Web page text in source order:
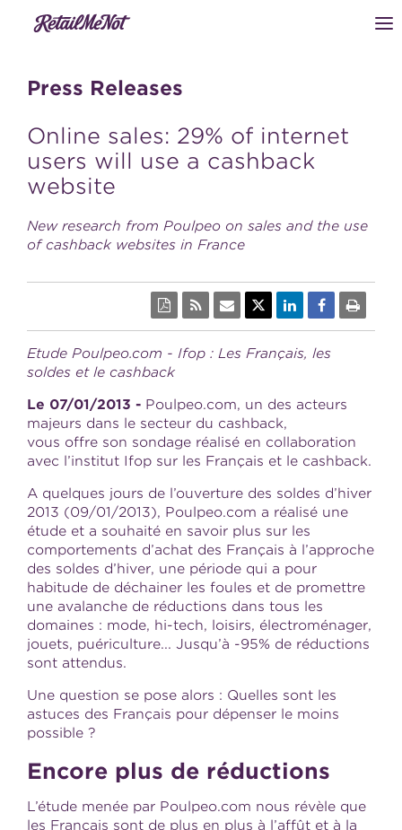
Press Releases
Online sales: 29% of internet
users will use a cashback
website
New research from Poulpeo on sales and the use
of cashback websites in France
Etude Poulpeo.com - Ifop : Les Français, les
soldes et le cashback
Le 07/01/2013 - Poulpeo.com, un des acteurs
majeurs dans le secteur du cashback,
vous offre son sondage réalisé en collaboration
avec l’institut Ifop sur les Français et le cashback.
A quelques jours de l’ouverture des soldes d’hiver
2013 (09/01/2013), Poulpeo.com a réalisé une
étude et a souhaité en savoir plus sur les
comportements d’achat des Français à l’approche
des soldes d’hiver, une période qui a pour
habitude de déchainer les foules et de promettre
une avalanche de réductions dans tous les
domaines : mode, hi-tech, loisirs, électroménager,
jouets, puériculture... Jusqu’à -95% de réductions
sont attendus.
Une question se pose alors : Quelles sont les
astuces des Français pour dépenser le moins
possible ?
Encore plus de réductions
L’étude menée par Poulpeo.com nous révèle que
les Français sont de plus en plus à l’affût et à la